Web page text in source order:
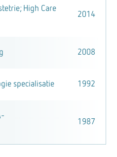
High Care
2014
2008
specialisatie 1992
1987